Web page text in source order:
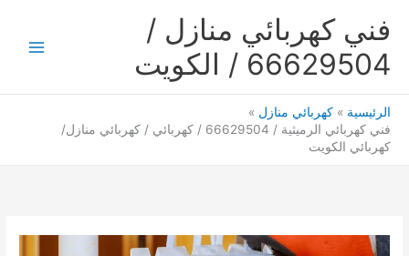
فني كهربائي منازل /
66629504 / الكويت
الرئيسية
كهربائي منازل
فني كهربائي الرميثية / 66629504 / كهربائي / كهربائي منازل/
كهربائي الكويت